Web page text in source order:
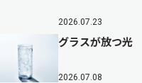
2026.07.23
グラスが放つ光
2026.07.08